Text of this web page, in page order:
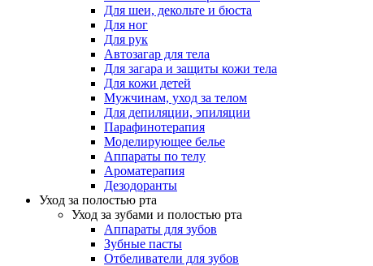
Для шеи, декольте и бюста
Для ног
Для рук
Автозагар для тела
Для загара и защиты кожи тела
Для кожи детей
Мужчинам, уход за телом
Для депиляции, эпиляции
Парафинотерапия
Моделирующее белье
Аппараты по телу
Ароматерапия
Дезодоранты
Уход за полостью рта
Уход за зубами и полостью рта
Аппараты для зубов
Зубные пасты
Отбеливатели для зубов